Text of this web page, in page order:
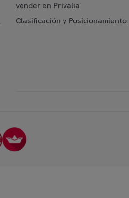
vender en Privalia
Clasificación y Posicionamiento